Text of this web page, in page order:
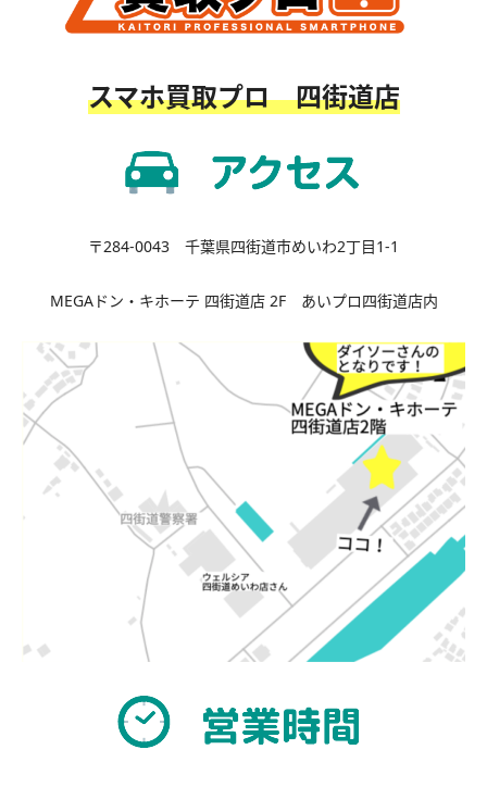
スマホ買取プロ 四街道店
〒284-0043 千葉県四街道市めいわ2丁目1-1
MEGAドン・キホーテ 四街道店 2F あいプロ四街道店内